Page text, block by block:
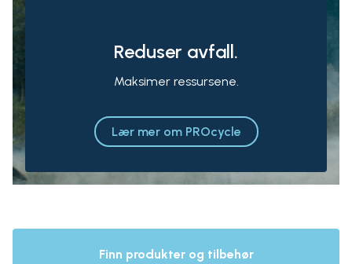
Reduser avfall.
Maksimer ressursene.
Lær mer om PROcycle
Finn produkter og tilbehør